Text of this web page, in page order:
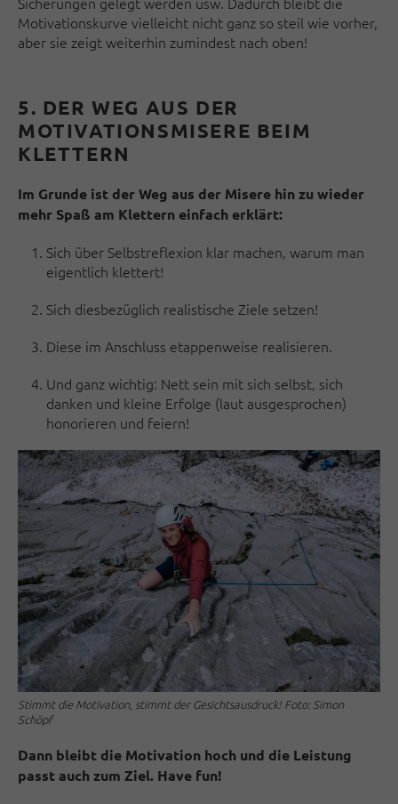
Motivationskurve vielleicht nicht ganz so steil wie vorher,
aber sie zeigt weiterhin zumindest nach oben!
5. DER WEG AUS DER
MOTIVATIONSMISERE BEIM
KLETTERN
Im Grunde ist der Weg aus der Misere hin zu wieder
mehr Spaß am Klettern einfach erklärt:
Sich über Selbstreflexion klar machen, warum man
eigentlich klettert!
Sich diesbezüglich realistische Ziele setzen!
Diese im Anschluss etappenweise realisieren.
Und ganz wichtig: Nett sein mit sich selbst, sich
danken und kleine Erfolge (laut ausgesprochen)
honorieren und feiern!
Stimmt die Motivation, stimmt der Gesichtsausdruck! Foto: Simon
Schöpf
Dann bleibt die Motivation hoch und die Leistung
passt auch zum Ziel. Have fun!